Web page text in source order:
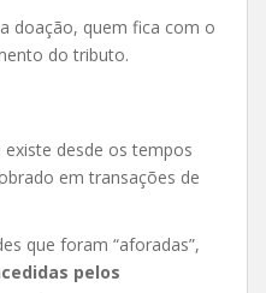
doação, quem fica com o
do tributo.
desde os tempos
em transações de
que foram “aforadas”,
pelos